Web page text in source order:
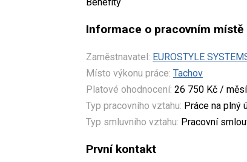
Informace o pracovním místě
Zaměstnavatel: EUROSTYLE
Místo výkonu práce: Tachov
Platové ohodnocení: 26 750 Kč /
Typ pracovního vztahu: Práce na plný
Typ smluvního vztahu: Pracovní
První kontakt